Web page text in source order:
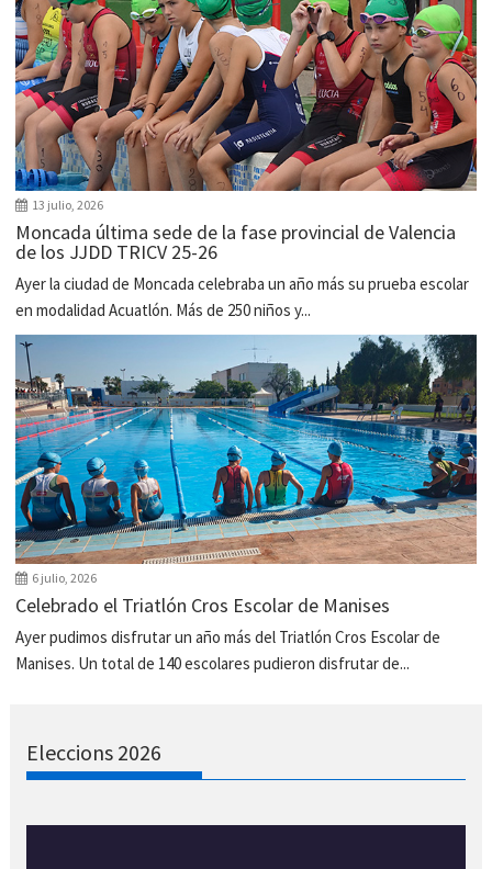
13 julio, 2026
Moncada última sede de la fase provincial de Valencia
de los JJDD TRICV 25-26
Ayer la ciudad de Moncada celebraba un año más su prueba escolar
en modalidad Acuatlón. Más de 250 niños y...
6 julio, 2026
Celebrado el Triatlón Cros Escolar de Manises
Ayer pudimos disfrutar un año más del Triatlón Cros Escolar de
Manises. Un total de 140 escolares pudieron disfrutar de...
Eleccions 2026